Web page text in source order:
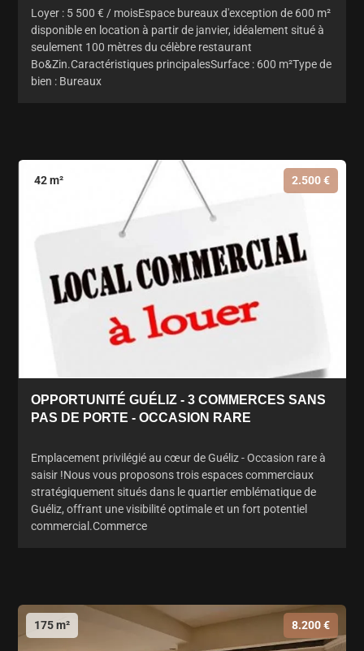
Loyer : 5 500 € / moisEspace bureaux d'exception de 600 m²
disponible en location à partir de janvier, idéalement situé à
seulement 100 mètres du célèbre restaurant
Bo&Zin.Caractéristiques principalesSurface : 600 m²Type de
bien : Bureaux
42 m² 2.500 €
OPPORTUNITÉ GUÉLIZ - 3 COMMERCES SANS
PAS DE PORTE - OCCASION RARE
Emplacement privilégié au cœur de Guéliz - Occasion rare à
saisir !Nous vous proposons trois espaces commerciaux
stratégiquement situés dans le quartier emblématique de
Guéliz, offrant une visibilité optimale et un fort potentiel
commercial.Commerce
175 m² 8.200 €